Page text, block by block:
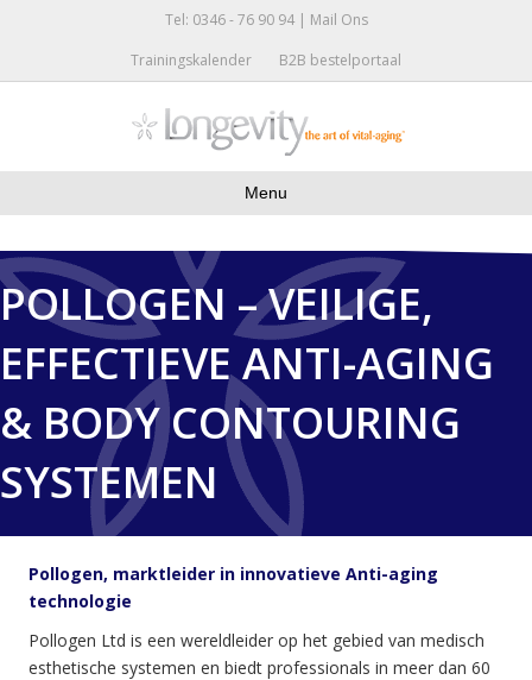
Tel: 0346 - 76 90 94 | Mail Ons
Trainingskalender
B2B bestelportaal
Menu
POLLOGEN – VEILIGE,
EFFECTIEVE ANTI-AGING
& BODY CONTOURING
SYSTEMEN
Pollogen, marktleider in innovatieve Anti-aging
technologie
Pollogen Ltd is een wereldleider op het gebied van medisch
esthetische systemen en biedt professionals in meer dan 60